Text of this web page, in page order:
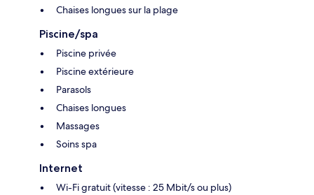
Chaises longues sur la plage
Piscine/spa
Piscine privée
Piscine extérieure
Parasols
Chaises longues
Massages
Soins spa
Internet
Wi-Fi gratuit (vitesse : 25 Mbit/s ou plus)